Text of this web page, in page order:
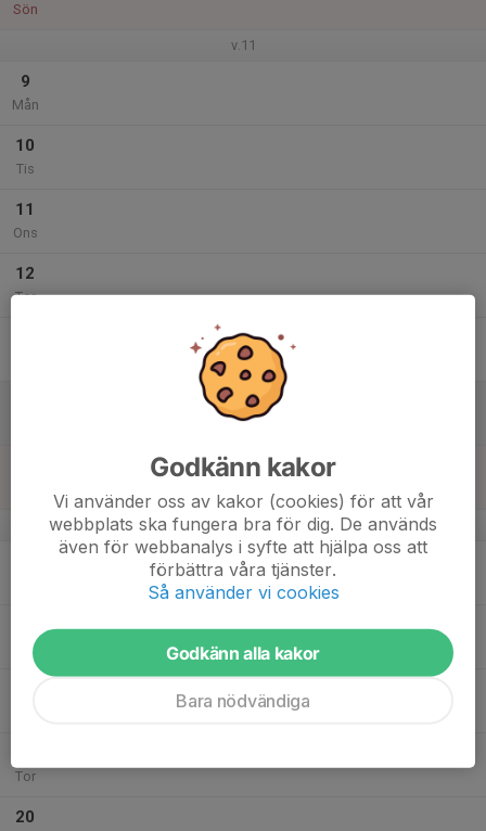
Sön
v.11
9
Mån
10
Tis
11
Ons
12
Tor
Föreningsgården Gårdstånga
v.12
Tis
Tor
20
Godkänn kakor
Vi använder oss av kakor (cookies) för att vår
webbplats ska fungera bra för dig. De används
även för webbanalys i syfte att hjälpa oss att
förbättra våra tjänster.
Så använder vi cookies
Godkänn alla kakor
Bara nödvändiga